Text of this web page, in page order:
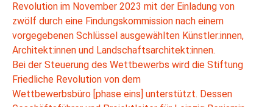
Revolution im November 2023 mit der Einladung von
zwölf durch eine Findungskommission nach einem
vorgegebenen Schlüssel ausgewählten Künstler:innen,
Architekt:innen und Landschaftsarchitekt:innen.
Bei der Steuerung des Wettbewerbs wird die Stiftung
Friedliche Revolution von dem
Wettbewerbsbüro [phase eins] unterstützt. Dessen